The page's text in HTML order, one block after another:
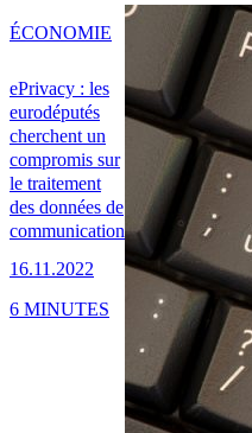
ePrivacy : les
eurodéputés
cherchent un
compromis sur
le traitement
des données de
communication
16.11.2022
ÉCONOMIE
6 MINUTES